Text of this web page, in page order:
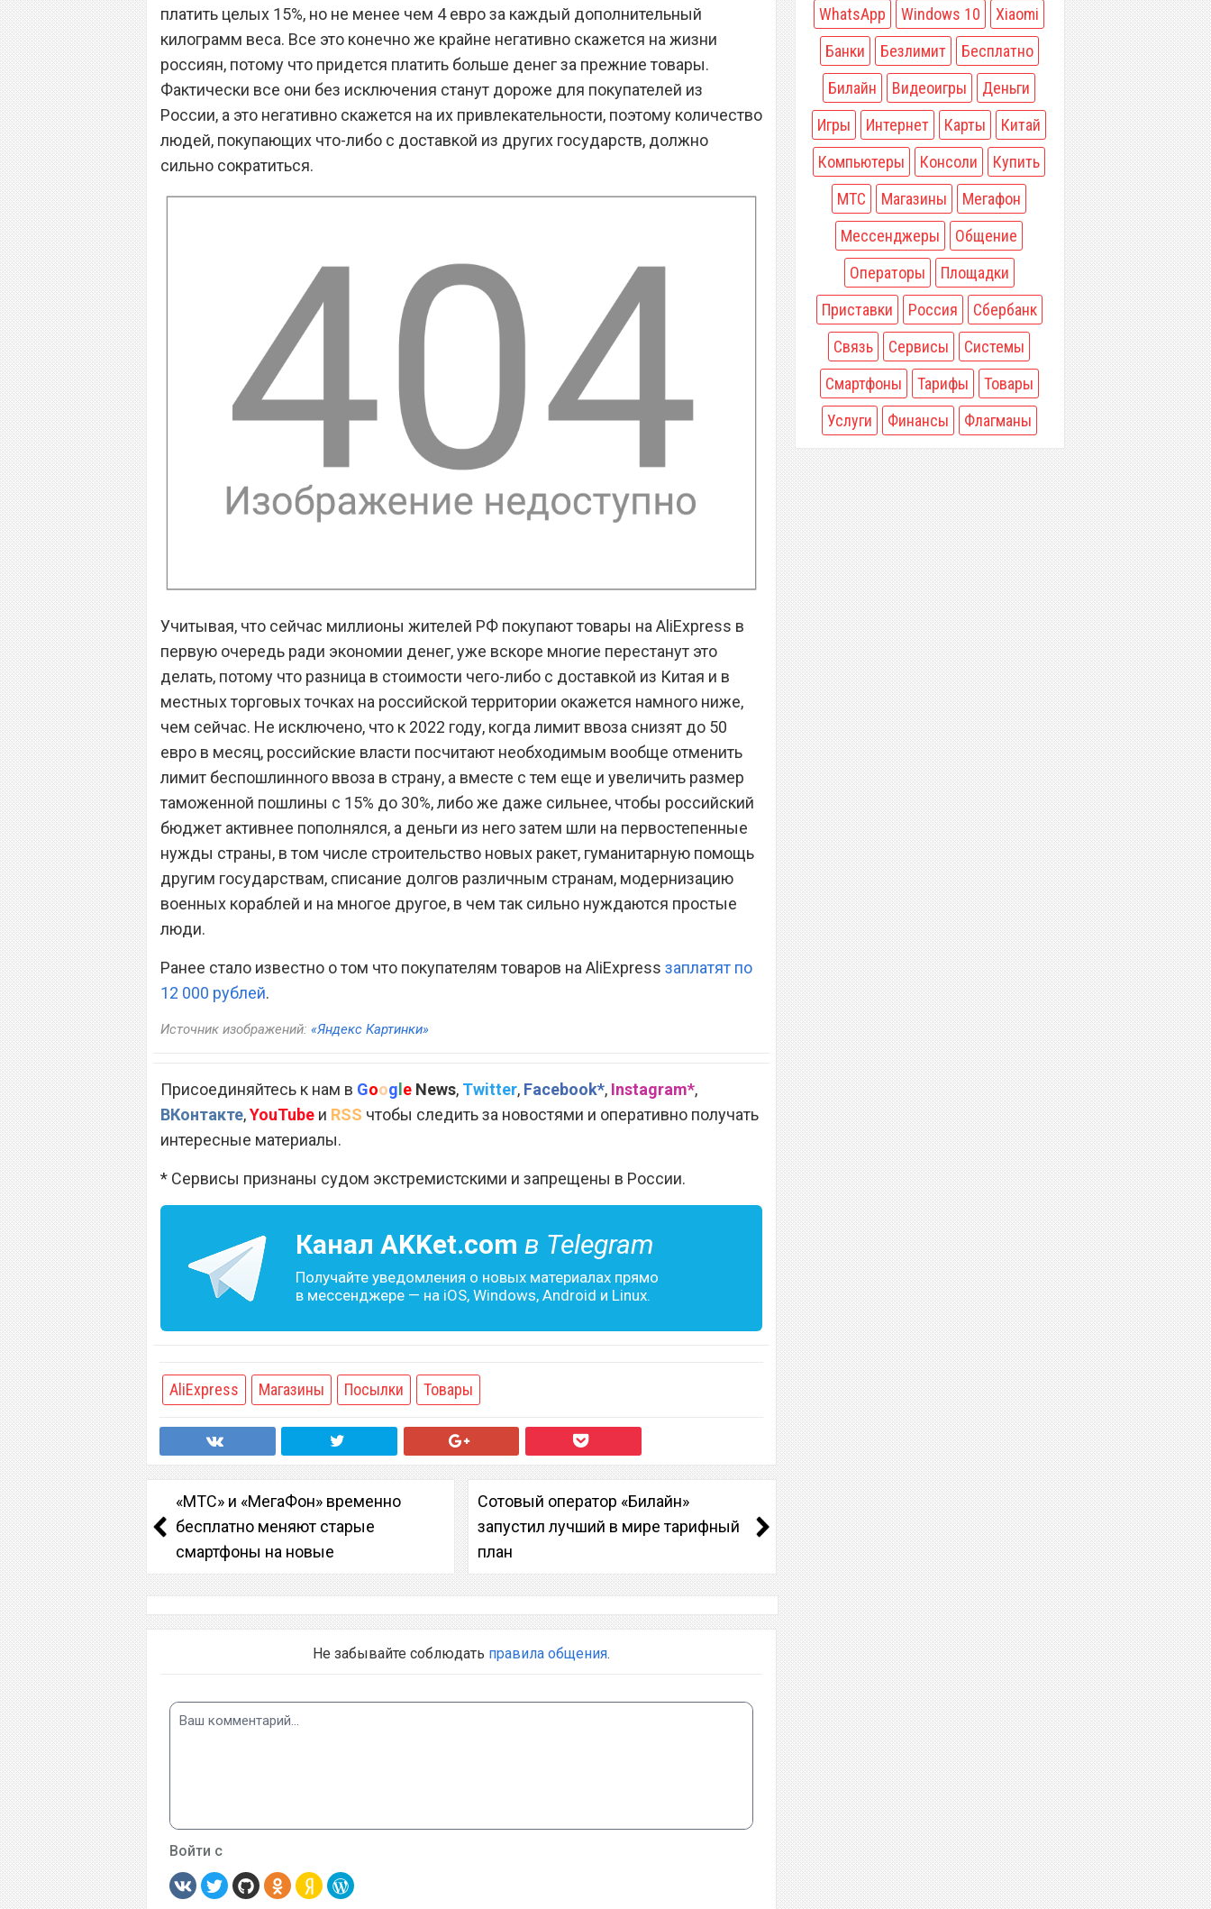
платить целых 15%, но не менее чем 4 евро за каждый дополнительный
килограмм веса. Все это конечно же крайне негативно скажется на жизни
россиян, потому что придется платить больше денег за прежние товары.
Фактически все они без исключения станут дороже для покупателей из
России, а это негативно скажется на их привлекательности, поэтому количество
людей, покупающих что-либо с доставкой из других государств, должно
сильно сократиться.
Учитывая, что сейчас миллионы жителей РФ покупают товары на AliExpress в
первую очередь ради экономии денег, уже вскоре многие перестанут это
делать, потому что разница в стоимости чего-либо с доставкой из Китая и в
местных торговых точках на российской территории окажется намного ниже,
чем сейчас. Не исключено, что к 2022 году, когда лимит ввоза снизят до 50
евро в месяц, российские власти посчитают необходимым вообще отменить
лимит беспошлинного ввоза в страну, а вместе с тем еще и увеличить размер
таможенной пошлины с 15% до 30%, либо же даже сильнее, чтобы российский
бюджет активнее пополнялся, а деньги из него затем шли на первостепенные
нужды страны, в том числе строительство новых ракет, гуманитарную помощь
другим государствам, списание долгов различным странам, модернизацию
военных кораблей и на многое другое, в чем так сильно нуждаются простые
люди.
Ранее стало известно о том что покупателям товаров на AliExpress заплатят по
12 000 рублей.
Источник изображений: «Яндекс Картинки»
Присоединяйтесь к нам в Google News, Twitter, Facebook*, Instagram*,
ВКонтакте,YouTube и RSS чтобы следить за новостями и оперативно получать
интересные материалы.
* Сервисы признаны судом экстремистскими и запрещены в России.
Канал AKKet.com в Telegram
Получайте уведомления о новых материалах прямо
в мессенджере — на iOS, Windows, Android и Linux.
AliExpress Магазины Посылки Товары
«МТС» и «МегаФон» временно
бесплатно меняют старые
смартфоны на новые
Сотовый оператор «Билайн»
запустил лучший в мире тарифный
план
Не забывайте соблюдать правила общения.
Войти с
WhatsApp
Windows 10
Xiaomi
Банки
Безлимит
Бесплатно
Билайн
Видеоигры
Деньги
Игры
Интернет Карты
Китай
Компьютеры
Консоли
Купить
МТС
Магазины
Мегафон
Мессенджеры
Общение
Операторы
Площадки
Приставки
Россия
Сбербанк
Связь
Сервисы
Системы
Смартфоны
Тарифы
Товары
Услуги
Финансы Флагманы